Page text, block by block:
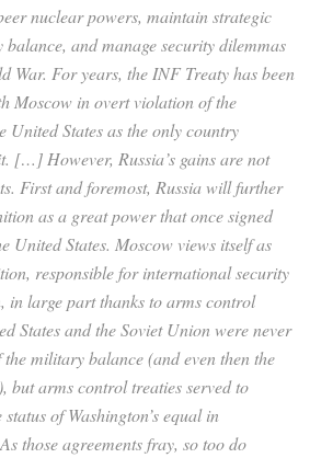
nuclear powers, maintain strategic
and manage security dilemmas
War. For years, the INF Treaty has been
Moscow in overt violation of the
United States as the only country
[…] However, Russia’s gains are not
First and foremost, Russia will further
as a great power that once signed
United States. Moscow views itself as
responsible for international security
in large part thanks to arms control
States and the Soviet Union were never
military balance (and even then the
but arms control treaties served to
of Washington’s equal in
those agreements fray, so too do